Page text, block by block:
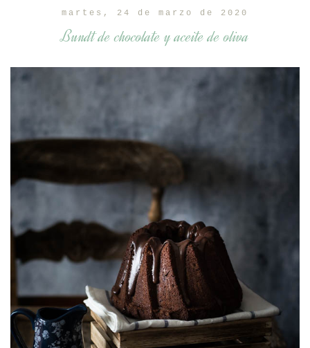
martes, 24 de marzo de 2020
Bundt de chocolate y aceite de oliva